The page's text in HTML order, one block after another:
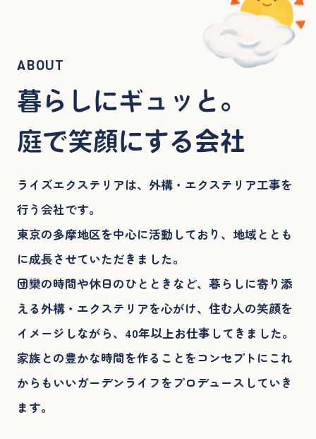
ABOUT
暮らしにギュッと。
庭で笑顔にする会社
ライズエクステリアは、外構・エクステリア工事を
行う会社です。
東京の多摩地区を中心に活動しており、地域ととも
に成長させていただきました。
団欒の時間や休日のひとときなど、暮らしに寄り添
える外構・エクステリアを心がけ、住む人の笑顔を
イメージしながら、40年以上お仕事してきました。
家族との豊かな時間を作ることをコンセプトにこれ
からもいいガーデンライフをプロデュースしていき
ます。